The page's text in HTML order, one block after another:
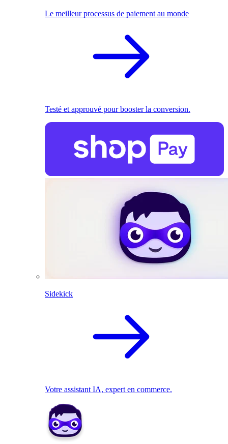
Le meilleur processus de paiement au monde
Testé et approuvé pour booster la conversion.
Sidekick
Votre assistant IA, expert en commerce.